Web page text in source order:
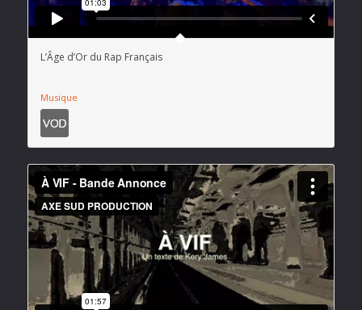
L’Âge d’Or du Rap Français
Musique